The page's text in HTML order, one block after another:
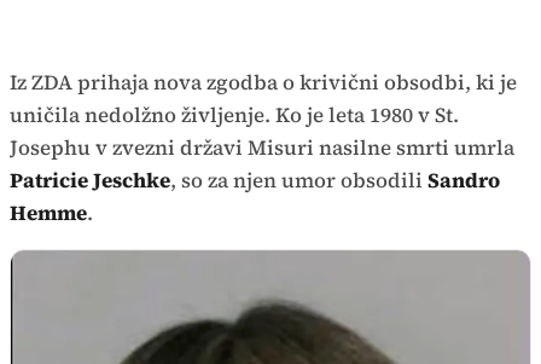
Iz ZDA prihaja nova zgodba o krivični obsodbi, ki je
uničila nedolžno življenje. Ko je leta 1980 v St.
Josephu v zvezni državi Misuri nasilne smrti umrla
Patricie Jeschke, so za njen umor obsodili Sandro
Hemme.